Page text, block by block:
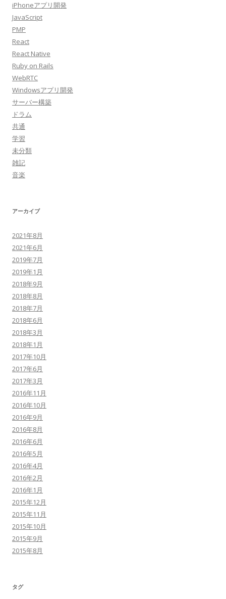
iPhoneアプリ開発
JavaScript
PMP
React
React Native
Ruby on Rails
WebRTC
Windowsアプリ開発
サーバー構築
ドラム
共通
学習
未分類
雑記
音楽
アーカイブ
2021年8月
2021年6月
2019年7月
2019年1月
2018年9月
2018年8月
2018年7月
2018年6月
2018年3月
2018年1月
2017年10月
2017年6月
2017年3月
2016年11月
2016年10月
2016年9月
2016年8月
2016年6月
2016年5月
2016年4月
2016年2月
2016年1月
2015年12月
2015年11月
2015年10月
2015年9月
2015年8月
タグ